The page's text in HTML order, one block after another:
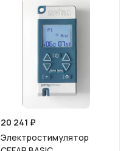
20 241 ₽
Электростимулятор